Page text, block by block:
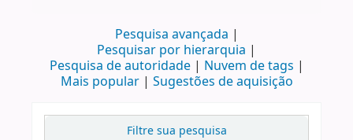
Pesquisa avançada
Pesquisar por hierarquia
Pesquisa de autoridade
Nuvem de tags
Mais popular
Sugestões de aquisição
Filtre sua pesquisa